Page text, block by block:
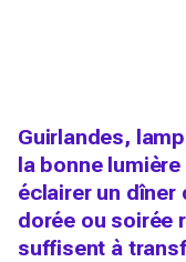
Guirlandes,
la bonne
éclairer un dîner
dorée ou soirée
suffisent à